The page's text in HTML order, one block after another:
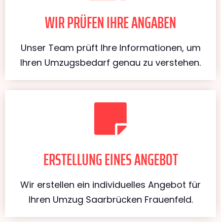
WIR PRÜFEN IHRE ANGABEN
Unser Team prüft Ihre Informationen, um
Ihren Umzugsbedarf genau zu verstehen.
ERSTELLUNG EINES ANGEBOT
Wir erstellen ein individuelles Angebot für
Ihren Umzug Saarbrücken Frauenfeld.